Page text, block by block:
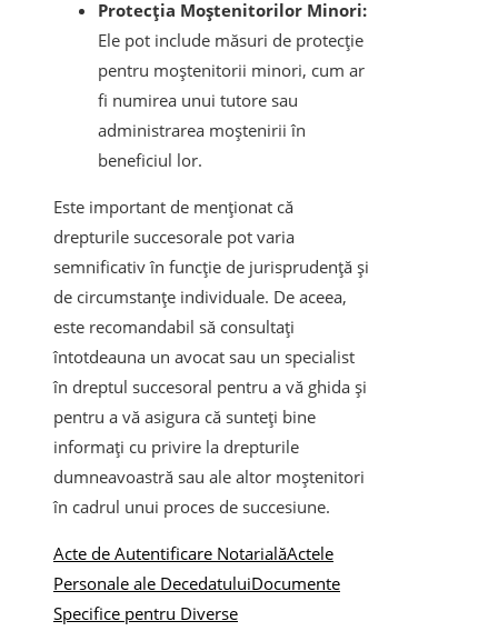
Protecția Moștenitorilor Minori:
Ele pot include măsuri de protecție
pentru moștenitorii minori, cum ar
fi numirea unui tutore sau
administrarea moștenirii în
beneficiul lor.
Este important de menționat că
drepturile succesorale pot varia
semnificativ în funcție de jurisprudență și
de circumstanțe individuale. De aceea,
este recomandabil să consultați
întotdeauna un avocat sau un specialist
în dreptul succesoral pentru a vă ghida și
pentru a vă asigura că sunteți bine
informați cu privire la drepturile
dumneavoastră sau ale altor moștenitori
în cadrul unui proces de succesiune.
Acte de Autentificare NotarialăActele
Personale ale DecedatuluiDocumente
Specifice pentru Diverse